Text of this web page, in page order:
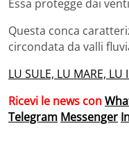
Essa protegge dai
Questa conca
circondata da valli
LU SULE, LU MARE, LU
Ricevi le news con
Telegram Messenger